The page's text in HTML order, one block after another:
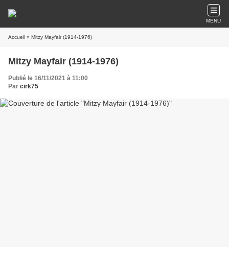
MENU
Accueil » Mitzy Mayfair (1914-1976)
Mitzy Mayfair (1914-1976)
Publié le 16/11/2021 à 11:00
Par cirk75